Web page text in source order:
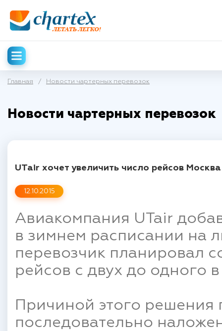
Главная / Новости чартерных перевозок
Новости чартерных перевозок
12.10.2015
UTair хочет увеличить число рейсов
Авиакомпания UTair
в зимнем расписании на
перевозчик планировал
рейсов с двух до одного
Причиной этого решения
последовательно